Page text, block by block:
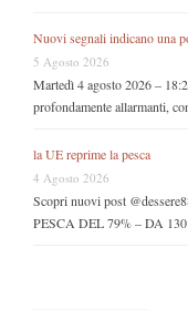
Nuovi segnali indicano una
5 Agosto 2026
Martedì 4 agosto 2026 –
profondamente allarmanti,
la UE reprime la pesca
4 Agosto 2026
Scopri nuovi post
PESCA DEL 79% – DA